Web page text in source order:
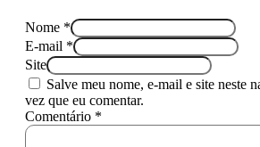
Nome *
E-mail *
Site
Salve meu nome, e-mail e site neste
vez que eu comentar.
Comentário *